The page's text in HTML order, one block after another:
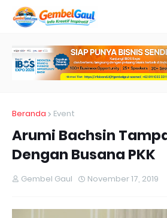
Beranda Event
Arumi Bachsin
Dengan Busana PKK
Gembel Gaul November 17, 2019